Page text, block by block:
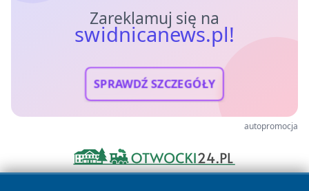
Zareklamuj się na
swidnicanews.pl!
SPRAWDŹ SZCZEGÓŁY
autopromocja